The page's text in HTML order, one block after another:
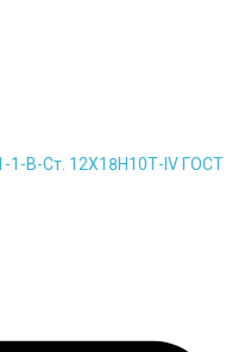
1-B-Cт. 12Х18Н10Т-IV ГОСТ